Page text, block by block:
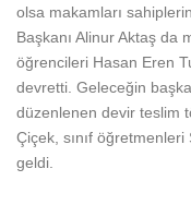
olsa makamları
Başkanı Alinur Aktaş da
öğrencileri Hasan Eren
devretti. Geleceğin
düzenlenen devir teslim
Çiçek, sınıf
geldi.